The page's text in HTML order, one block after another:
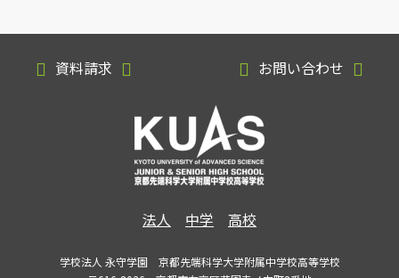
資料請求 お問い合わせ
法人 中学 高校
学校法人 永守学園 京都先端科学大学附属中学校高等学校